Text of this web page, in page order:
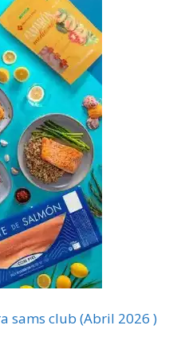
sams club (Abril 2026 )